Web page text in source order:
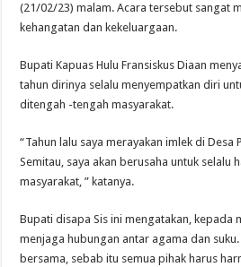
(21/02/23) malam. Acara tersebut sangat
kehangatan dan kekeluargaan.
Bupati Kapuas Hulu Fransiskus Diaan
tahun dirinya selalu menyempatkan diri
ditengah -tengah masyarakat.
“Tahun lalu saya merayakan imlek di Desa
Semitau, saya akan berusaha untuk selalu
masyarakat, ” katanya.
Bupati disapa Sis ini mengatakan, kepada
menjaga hubungan antar agama dan
bersama, sebab itu semua pihak harus